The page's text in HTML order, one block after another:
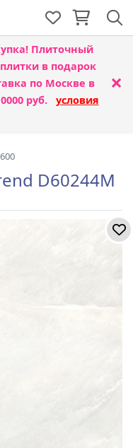
Плиточный
в подарок
по Москве в
руб. условия
×
D60244М